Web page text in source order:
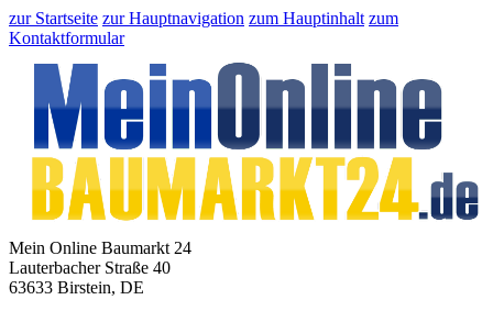
zur Startseite zur Hauptnavigation zum Hauptinhalt zum
Kontaktformular
Mein Online Baumarkt 24
Lauterbacher Straße 40
63633 Birstein, DE